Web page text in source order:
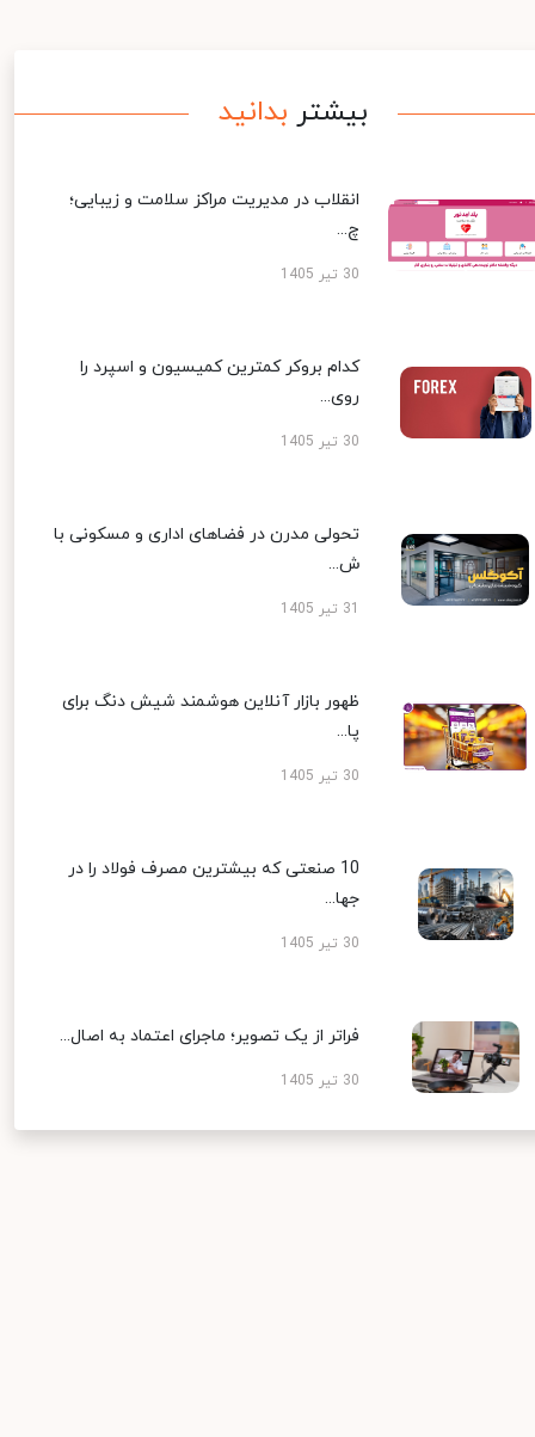
بیشتر بدانید
انقلاب در مدیریت مراکز سلامت و زیبایی؛
چ...
30 تیر 1405
کدام بروکر کمترین کمیسیون و اسپرد را
روی...
30 تیر 1405
تحولی مدرن در فضاهای اداری و مسکونی با
ش...
ظهور بازار آنلاین هوشمند شیش دنگ برای
پا...
30 تیر 1405
10 صنعتی که بیشترین مصرف فولاد را در
جها...
30 تیر 1405
فراتر از یک تصویر؛ ماجرای اعتماد به اصال...
30 تیر 1405